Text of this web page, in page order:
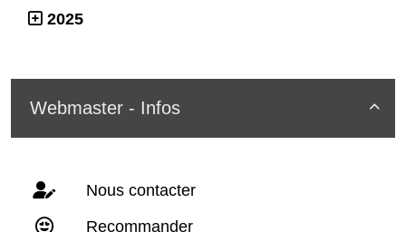
2025

Webmaster - Infos
Nous contacter
Recommander